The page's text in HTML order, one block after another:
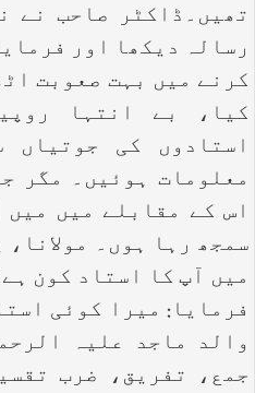
تھیں۔ڈاکٹر صاحب نے
رسالہ دیکھا اور
کرنے میں بہت صعوبت
کیا، بے انتہا
استادوں کی
معلومات ہوئیں۔ مگر
اس کے مقابلے میں
سمجھ رہا ہوں۔
میں آپ کا استاد کون
فرمایا: میرا کوئی
والد ماجد علیہ
جمع، تفریق، ضرب